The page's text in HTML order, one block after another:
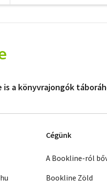
is a könyvrajongók
Cégünk
A Bookline-ról
Bookline Zöld